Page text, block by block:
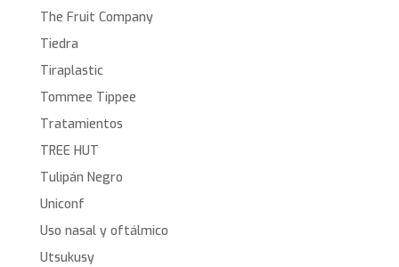
The Fruit Company
Tiedra
Tiraplastic
Tommee Tippee
Tratamientos
TREE HUT
Tulipán Negro
Uniconf
Uso nasal y oftálmico
Utsukusy